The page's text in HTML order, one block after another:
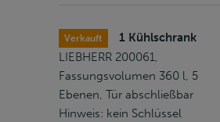
Verkauft
1 Kühlschrank
LIEBHERR 200061,
Fassungsvolumen 360 l, 5
Ebenen, Tür abschließbar
Hinweis: kein Schlüssel